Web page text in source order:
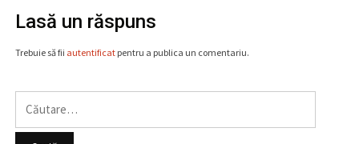
Lasă un răspuns
Trebuie să fii autentificatpentru a publica un comentariu.